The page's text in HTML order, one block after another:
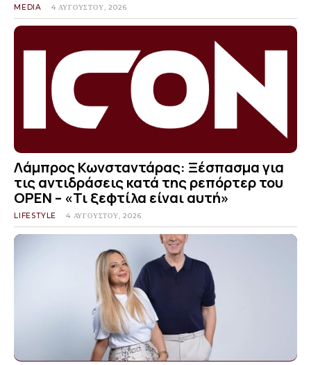
MEDIA 4 ΑΥΓΟΎΣΤΟΥ, 2026
Λάμπρος Κωνσταντάρας: Ξέσπασμα για
τις αντιδράσεις κατά της ρεπόρτερ του
OPEN – «Τι ξεφτίλα είναι αυτή»
LIFESTYLE 4 ΑΥΓΟΎΣΤΟΥ, 2026